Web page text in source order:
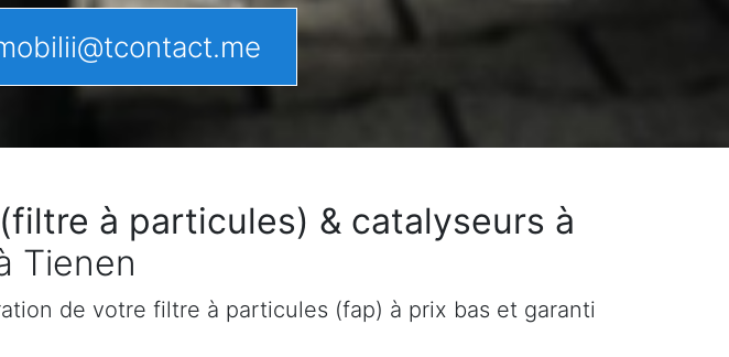
(filtre à particules) & catalyseurs à
Tienen
de votre filtre à particules (fap) à prix bas et garanti